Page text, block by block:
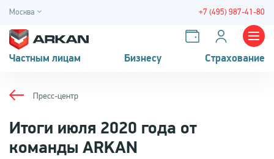
Москва +7 (495) 987-41-80
Частным лицам Бизнесу Страхование
Пресс-центр
Итоги июля 2020 года от
команды ARKAN